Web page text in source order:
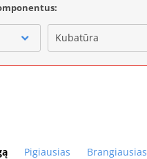
Kubatūra
Pigiausias Brangiausias